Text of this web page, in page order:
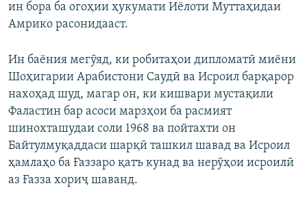
ин бора ба огоҳии ҳукумати Иёлоти Муттаҳидаи
Амрико расонидааст.
Ин баёния мегӯяд, ки робитаҳои дипломатӣ миёни
Шоҳигарии Арабистони Саудӣ ва Исроил барқарор
нахоҳад шуд, магар он, ки кишвари мустақили
Фаластин бар асоси марзҳои ба расмият
шинохташудаи соли 1968 ва пойтахти он
Байтулмуқаддаси шарқӣ ташкил шавад ва Исроил
ҳамлаҳо ба Ғаззаро қатъ кунад ва нерӯҳои исроилӣ
аз Ғазза хориҷ шаванд.